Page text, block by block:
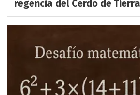
regencia del Cerdo de Tierra